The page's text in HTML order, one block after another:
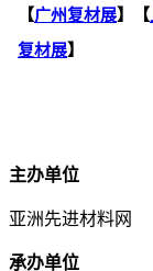
【广州复材展】【
复材展】
主办单位
亚洲先进材料网
承办单位